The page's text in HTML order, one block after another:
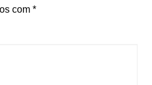
com *